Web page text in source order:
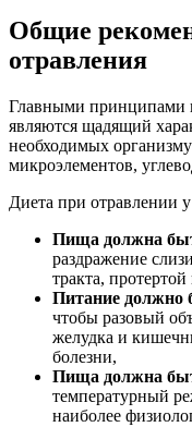
Общие
отравления
Главными принципами
являются щадящий
необходимых
микроэлементов,
Диета при отравлении
Пища должна
раздражение
тракта,
Питание должно
чтобы разовый
желудка и
болезни,
Пища должна
температурный
наиболее